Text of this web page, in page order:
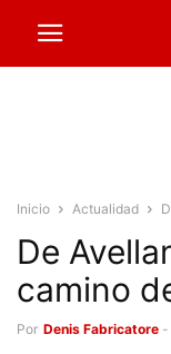
Inicio Actualidad
De
camino
Por Denis Fabricatore -